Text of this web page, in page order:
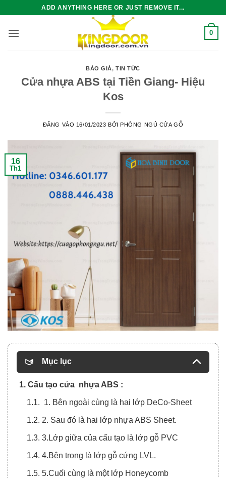
nội
ADD ANYTHING HERE OR JUST REMOVE IT...
0
BÁO GIÁ,TIN TỨC
Cửa nhựa ABS tại Tiền Giang- Hiệu
Kos
ĐĂNG VÀO 16/01/2023 BỞIPHÒNG NGỦ CỬA GỖ
16
Th1
Mục lục
1. Cấu tạo cửa nhựa ABS :
1.1. 1. Bên ngoài cùng là hai lớp DeCo-Sheet
1.2. 2. Sau đó là hai lớp nhựa ABS Sheet.
1.3. 3.Lớp giữa của cấu tạo là lớp gỗ PVC
1.4. 4.Bên trong là lớp gỗ cứng LVL.
1.5. 5.Cuối cùng là một lớp Honeycomb